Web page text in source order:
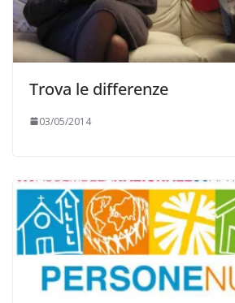
Trova le differenze
03/05/2014